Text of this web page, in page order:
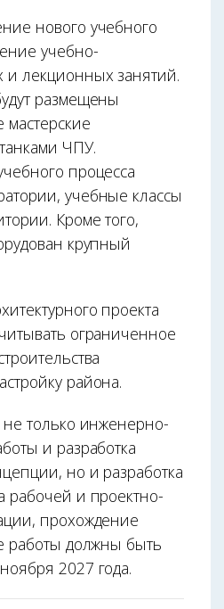
нового учебного
учебно-
и лекционных занятий.
размещены
мастерские
ЧПУ.
процесса
учебные классы
Кроме того,
крупный
проекта
ограниченное
района.
только инженерно-
и разработка
но и разработка
рабочей и проектно-
прохождение
работы должны быть
2027 года.